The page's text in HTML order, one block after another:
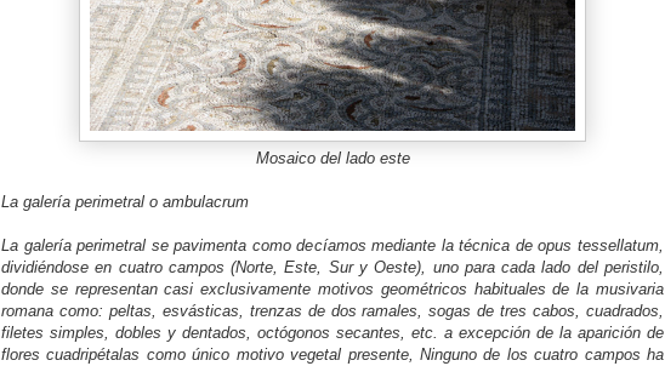
Mosaico del lado este
La galería perimetral o ambulacrum
La galería perimetral se pavimenta como decíamos mediante la técnica de opus tessellatum,
dividiéndose en cuatro campos (Norte, Este, Sur y Oeste), uno para cada lado del peristilo,
donde se representan casi exclusivamente motivos geométricos habituales de la musivaria
romana como: peltas, esvásticas, trenzas de dos ramales, sogas de tres cabos, cuadrados,
filetes simples, dobles y dentados, octógonos secantes, etc. a excepción de la aparición de
flores cuadripétalas como único motivo vegetal presente, Ninguno de los cuatro campos ha